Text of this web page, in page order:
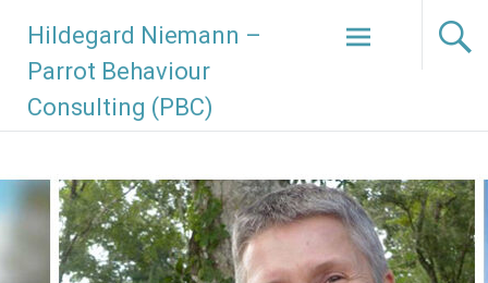
Inhalt
springen
Hildegard Niemann –
Parrot Behaviour
Consulting (PBC)